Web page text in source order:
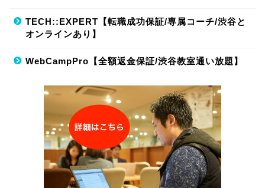
TECH::EXPERT【転職成功保証/専属コーチ/渋谷と
オンラインあり】
WebCampPro【全額返金保証/渋谷教室通い放題】